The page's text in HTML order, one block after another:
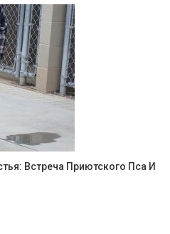
Встреча Приютского Пса И